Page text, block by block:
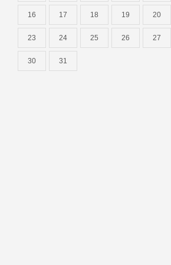
16 17 18 19 20
23 24 25 26 27
30 31